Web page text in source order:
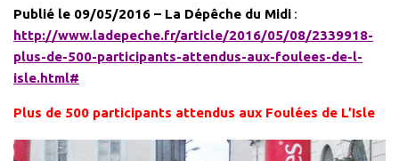
Publié le 09/05/2016 – La Dépêche du Midi :
http://www.ladepeche.fr/article/2016/05/08/2339918-
plus-de-500-participants-attendus-aux-foulees-de-l-
isle.html#
Plus de 500 participants attendus aux Foulées de L’Isle